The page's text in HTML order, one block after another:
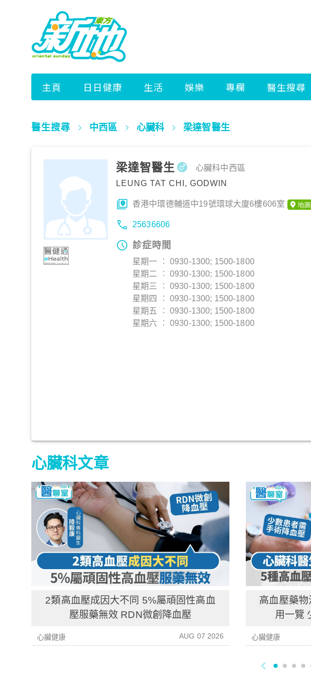
醫生搜尋 中西區 心臟科 梁達智醫生
梁達智醫生
LEUNG TAT CHI, GODWIN
心臟科中西區
香港中環德輔道中19號環球大廈6樓606室
25636606
診症時間
星期一 ︰ 0930-1300; 1500-1800
星期二 ︰ 0930-1300; 1500-1800
星期三 ︰ 0930-1300; 1500-1800
星期四 ︰ 0930-1300; 1500-1800
星期五 ︰ 0930-1300; 1500-1800
星期六 ︰ 0930-1300; 1500-1800
心臟科文章
2類高血壓成因大不同 5%屬頑固性高血
壓服藥無效 RDN微創降血壓
心臟健康 AUG 07 2026
高血壓藥
用一覽
心臟健康